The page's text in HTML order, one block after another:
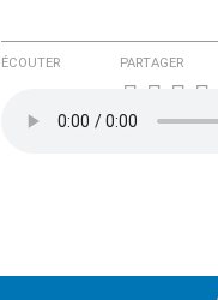
ÉCOUTER PARTAGER